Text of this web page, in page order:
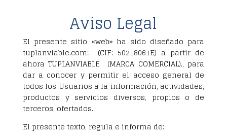
Aviso Legal
El presente sitio «web» ha sido diseñado para
tuplanviable.com: (CIF: 50218061E) a partir de
ahora TUPLANVIABLE
(MARCA COMERCIAL)., para
dar a conocer y permitir el acceso general de
todos los Usuarios a la información, actividades,
productos y servicios diversos, propios o de
terceros, ofertados.
El presente texto, regula e informa de: